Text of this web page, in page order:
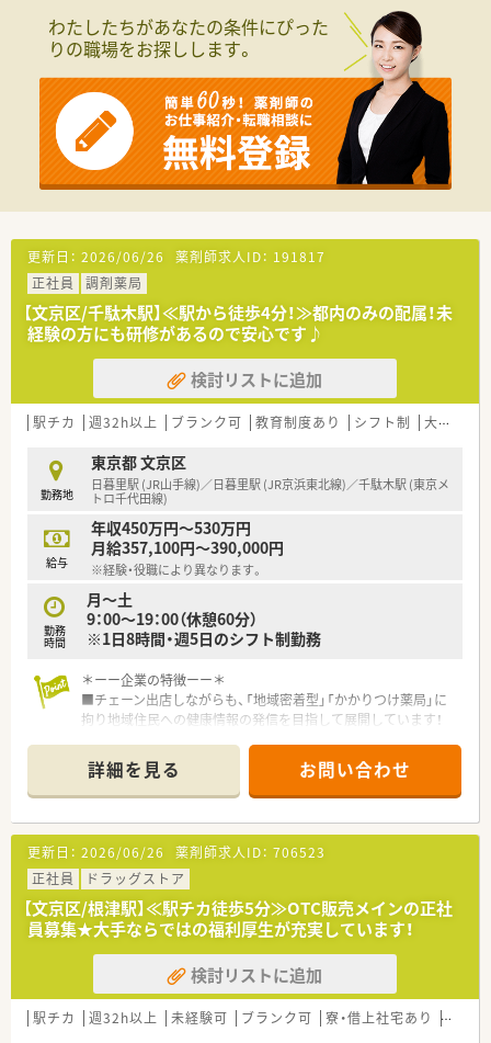
■東京を中心に店舗展開、異動は相談ベースです。転居を伴う異
動はございませんのでご自宅近くで勤務したい方におすすめで
≪こんな薬局です≫
■根津駅より徒歩5分！
駅からも近くアクセスの良好な薬局です♪
■日祝お休みの店舗です！
■近隣には上野動物園や美術館があり、お仕事終わりも楽しめま
す♪
≪こんな方にオススメです≫
■福利厚生充実の大手でご勤務されたい方
■地域医療に貢献したい方
■OTC業務未経験で、今後経験を積まれたい方
わたしたちがあなたの条件にぴった
りの職場をお探しします。
更新日： 2026/06/26 薬剤師求人ID： 191817
正社員
調剤薬局
【文京区/千駄木駅】≪駅から徒歩4分！≫都内のみの配属！未
経験の方にも研修があるので安心です♪
検討リストに追加
駅チカ 週32h以上 ブランク可 教育制度あり シフト制 大手チェーン
勤務地
東京都 文京区
日暮里駅 (JR山手線)／日暮里駅 (JR京浜東北線)／千駄木駅 (東京メ
トロ千代田線)
給与
年収450万円～530万円
月給357,100円～390,000円
※経験・役職により異なります。
勤務
時間
月～土
9：00～19：00（休憩60分）
※1日8時間・週5日のシフト制勤務
＊ーー企業の特徴ーー＊
■チェーン出店しながらも、「地域密着型」「かかりつけ薬局」に
拘り地域住民への健康情報の発信を目指して展開しています！
調剤併設店の場合は薬剤師は調剤のみに従事しています！
■社内外に関わらず多くの研修を行っており高い向上心を持っ
た社員が多く在籍しています！
＊ーー研修体制も充実！ーー＊
■未経験の方も安心！
入社時の研修は、
導入研修4日間・調剤研修3日間・OTC研修2日間としっかり勉強
のできる環境です♪
■顧客満足度UPの為、会社独自の研修もあります！
社会人としてのマナーを身に着け、薬剤師研修では専門知識も吸
■また各種アドバイザー資格取得補助、認定薬剤師取得補助のフ
ォローも行っています！
詳細を見る お問い合わせ
更新日： 2026/06/26 薬剤師求人ID： 706523
正社員
ドラッグストア
【文京区/根津駅】≪駅チカ徒歩5分≫OTC販売メインの正社
員募集★大手ならではの福利厚生が充実しています！
検討リストに追加
駅チカ 週32h以上 未経験可 ブランク可 寮・借上社宅あり 住宅